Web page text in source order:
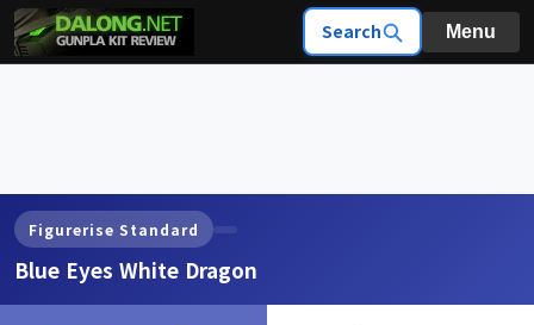
Search Menu
Figurerise Standard
Blue Eyes White Dragon